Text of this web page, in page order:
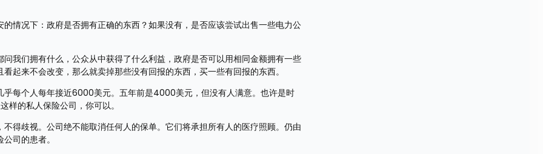
情况下：政府是否拥有正确的东西？如果没有，是否应该尝试出售一些电力公
我们拥有什么，公众从中获得了什么利益，政府是否可以用相同金额拥有一些
起来不会改变，那么就卖掉那些没有回报的东西，买一些有回报的东西。
乎每个人每年接近6000美元。五年前是4000美元，但没有人满意。也许是时
样的私人保险公司，你可以。
得歧视。公司绝不能取消任何人的保单。它们将承担所有人的医疗照顾。仍由
司的患者。